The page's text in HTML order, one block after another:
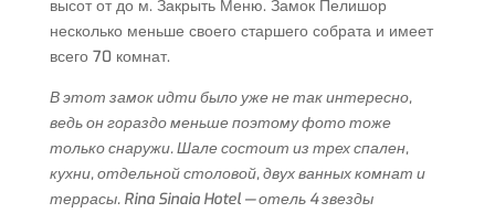
высот от до м. Закрыть Меню. Замок Пелишор
несколько меньше своего старшего собрата и имеет
всего 70 комнат.
В этот замок идти было уже не так интересно,
ведь он гораздо меньше поэтому фото тоже
только снаружи. Шале состоит из трех спален,
кухни, отдельной столовой, двух ванных комнат и
террасы. Rina Sinaia Hotel — отель 4 звезды